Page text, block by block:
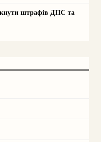
штрафів ДПС та